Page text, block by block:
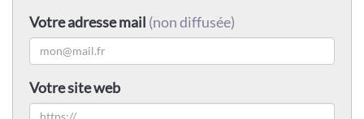
Votre adresse mail (non diffusée)
Votre site web